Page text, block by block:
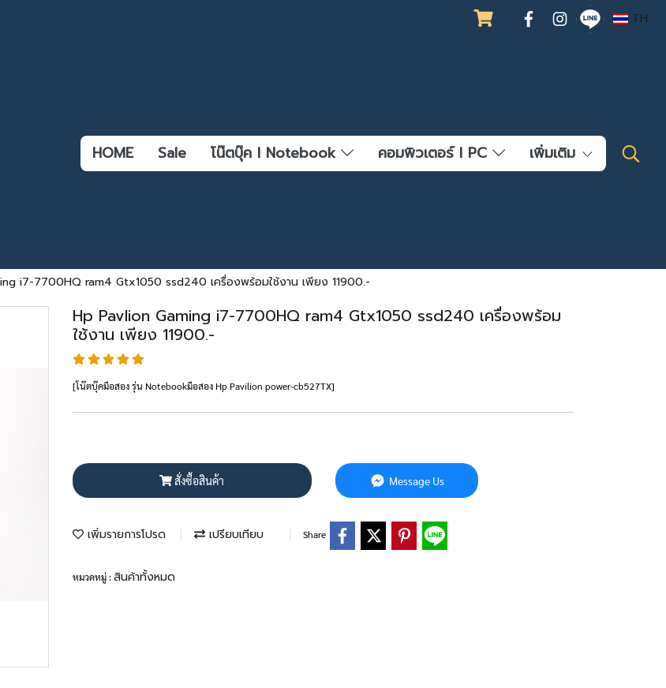
TH
HOME Sale โน๊ตบุ๊ค l Notebook คอมพิวเตอร์ l PC เพิ่มเติม
i7-7700HQ ram4 Gtx1050 ssd240 เครื่องพร้อมใช้งาน เพียง 11900.-
Hp Pavlion Gaming i7-7700HQ ram4 Gtx1050 ssd240 เครื่องพร้อม
ใช้งาน เพียง 11900.-
[โน๊ตบุ๊คมือสอง รุ่น Notebookมือสอง Hp Pavilion power-cb527TX]
สั่งซื้อสินค้า Message Us
เพิ่มรายการโปรด เปรียบเทียบ Share
หมวดหมู่ :สินค้าทั้งหมด